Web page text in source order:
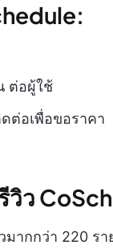
ต่อผู้ใช้
ต่อเพื่อขอราคา
ว
มากกว่า 220 รา